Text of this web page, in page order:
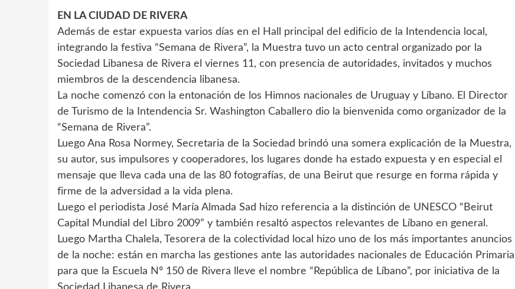
EN LA CIUDAD DE RIVERA
Además de estar expuesta varios días en el Hall principal del edificio de la Intendencia local,
integrando la festiva “Semana de Rivera”, la Muestra tuvo un acto central organizado por la
Sociedad Libanesa de Rivera el viernes 11, con presencia de autoridades, invitados y muchos
miembros de la descendencia libanesa.
La noche comenzó con la entonación de los Himnos nacionales de Uruguay y Líbano. El Director
de Turismo de la Intendencia Sr. Washington Caballero dio la bienvenida como organizador de la
“Semana de Rivera”.
Luego Ana Rosa Normey, Secretaria de la Sociedad brindó una somera explicación de la Muestra,
su autor, sus impulsores y cooperadores, los lugares donde ha estado expuesta y en especial el
mensaje que lleva cada una de las 80 fotografías, de una Beirut que resurge en forma rápida y
firme de la adversidad a la vida plena.
Luego el periodista José María Almada Sad hizo referencia a la distinción de UNESCO “Beirut
Capital Mundial del Libro 2009” y también resaltó aspectos relevantes de Líbano en general.
Luego Martha Chalela, Tesorera de la colectividad local hizo uno de los más importantes anuncios
de la noche: están en marcha las gestiones ante las autoridades nacionales de Educación Primaria
para que la Escuela Nº 150 de Rivera lleve el nombre “República de Líbano”, por iniciativa de la